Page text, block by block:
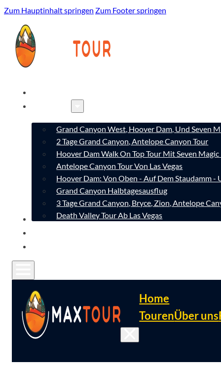
Zum Hauptinhalt springen Zum Footer springen
Grand Canyon West, Hoover Dam, Und Seven
2 Tage Grand Canyon, Antelope Canyon Tour
Hoover Dam Walk On Top Tour Mit Seven
Antelope Canyon Tour Von Las Vegas
Hoover Dam: Von Oben - Auf Dem Staudamm -
Grand Canyon Halbtagesausflug
3 Tage Grand Canyon, Bryce, Zion, Antelope
Death Valley Tour Ab Las Vegas
ÜBER UNS
Home
TourenÜber uns